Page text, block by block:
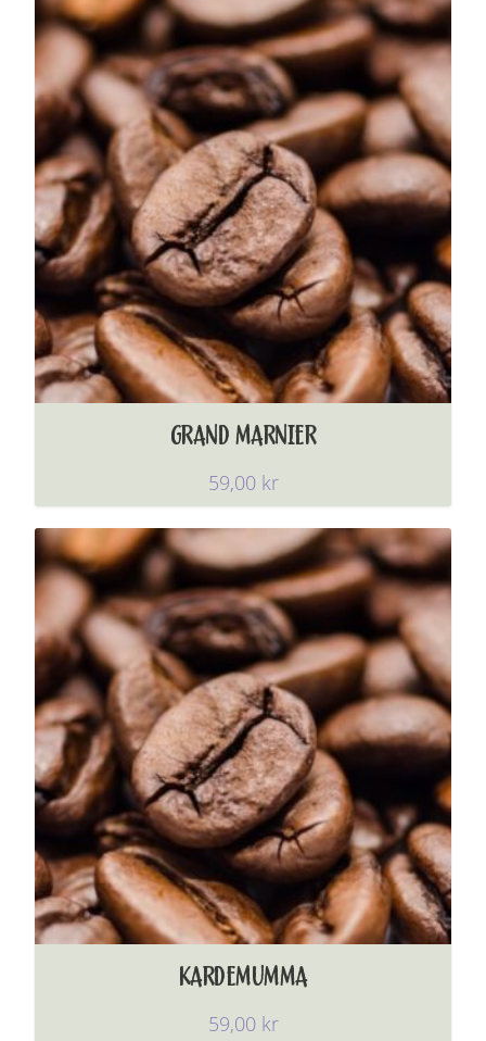
GRAND MARNIER
59,00 kr
KARDEMUMMA
59,00 kr